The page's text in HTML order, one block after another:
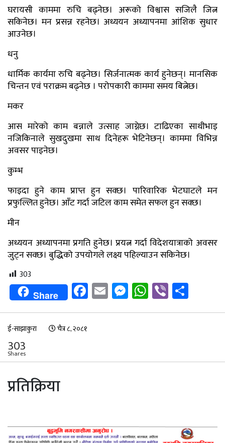
घरायसी काममा रुचि बढ्नेछ। अरूको विश्वास सजिलै जित्न
सकिनेछ। मन प्रसन्न रहनेछ। अध्ययन अध्यापनमा आंशिक सुधार
आउनेछ।
धनु
धार्मिक कार्यमा रुचि बढ्नेछ। सिर्जनात्मक कार्य हुनेछन्। मानसिक
चिन्तन एवं पराक्रम बढ्नेछ । परोपकारी काममा समय बित्नेछ।
मकर
आस मारेको काम बन्नाले उत्साह जाग्नेछ। टाढिएका साथीभाइ
नजिकिनाले सुखदुखमा साथ दिनेहरू भेटिनेछन्। काममा विभिन्न
अवसर पाइनेछ।
कुम्भ
फाइदा हुने काम प्राप्त हुन सक्छ। पारिवारिक भेटघाटले मन
प्रफुल्लित हुनेछ। आँट गर्दा जटिल काम समेत सफल हुन सक्छ।
मीन
अध्ययन अध्यापनमा प्रगति हुनेछ। प्रयत्न गर्दा विदेशयात्राको अवसर
जुट्न सक्छ। बुद्धिको उपयोगले लक्ष्य पहिल्याउन सकिनेछ।
303
Share Facebook
EmailMessenger
WhatsApp
Viber
ई-साझाकुरा चैत्र ८, २०८१
303
Shares
प्रतिक्रिया